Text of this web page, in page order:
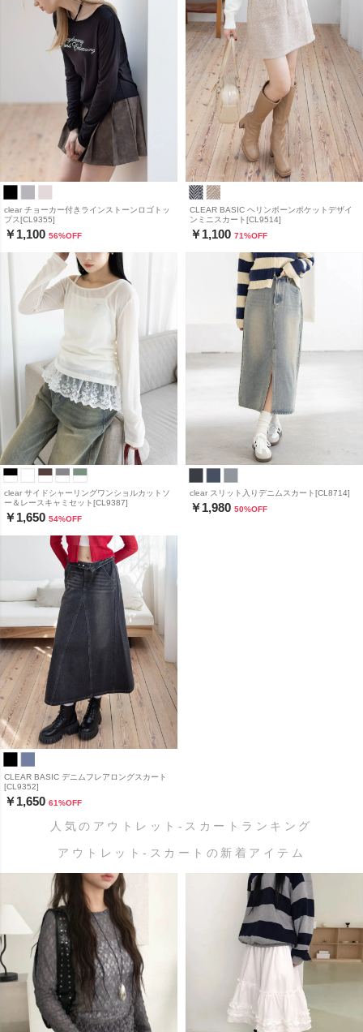
clear チョーカー付きラインストーンロゴトッ
プス[CL9355]
￥1,100 56%OFF
CLEAR BASIC ヘリンボーンポケットデザイ
ンミニスカート[CL9514]
￥1,100 71%OFF
clear サイドシャーリングワンショルカットソ
ー＆レースキャミセット[CL9387]
￥1,650 54%OFF
clear スリット入りデニムスカート[CL8714]
￥1,980 50%OFF
CLEAR BASIC デニムフレアロングスカート
[CL9352]
￥1,650 61%OFF
人気のアウトレット-スカートランキング
アウトレット-スカートの新着アイテム